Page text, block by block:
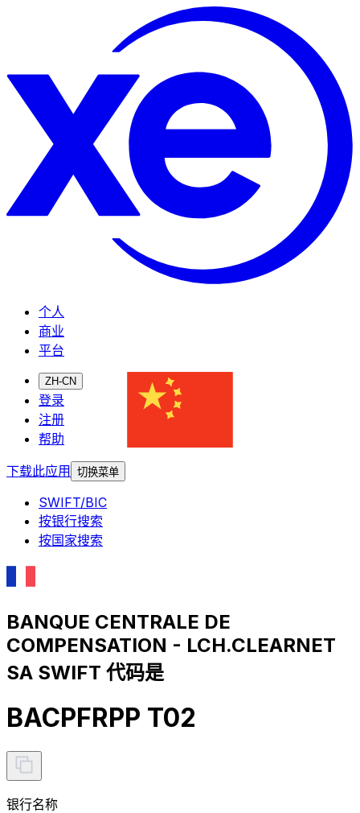
个人
商业
平台
ZH-CN
登录
注册
帮助
下载此应用
切换菜单
SWIFT/BIC
按银行搜索
按国家搜索
BANQUE CENTRALE DE
COMPENSATION - LCH.CLEARNET
SA SWIFT 代码是
BACPFRPP T02
银行名称